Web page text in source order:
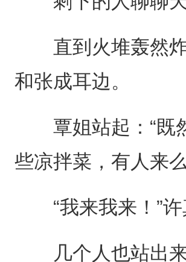
直到火堆轰然炸
和张成耳边。
覃姐站起：“既
些凉拌菜，有人来
“我来我来！”许
几个人也站出来